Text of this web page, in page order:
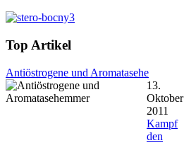
Top Artikel
Antiöstrogene und Aromatasehe
13.
Oktober
2011
Kampf
den